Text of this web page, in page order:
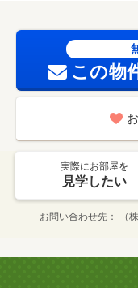
この物
実際にお部屋を
見学したい
お問い合わせ先 （